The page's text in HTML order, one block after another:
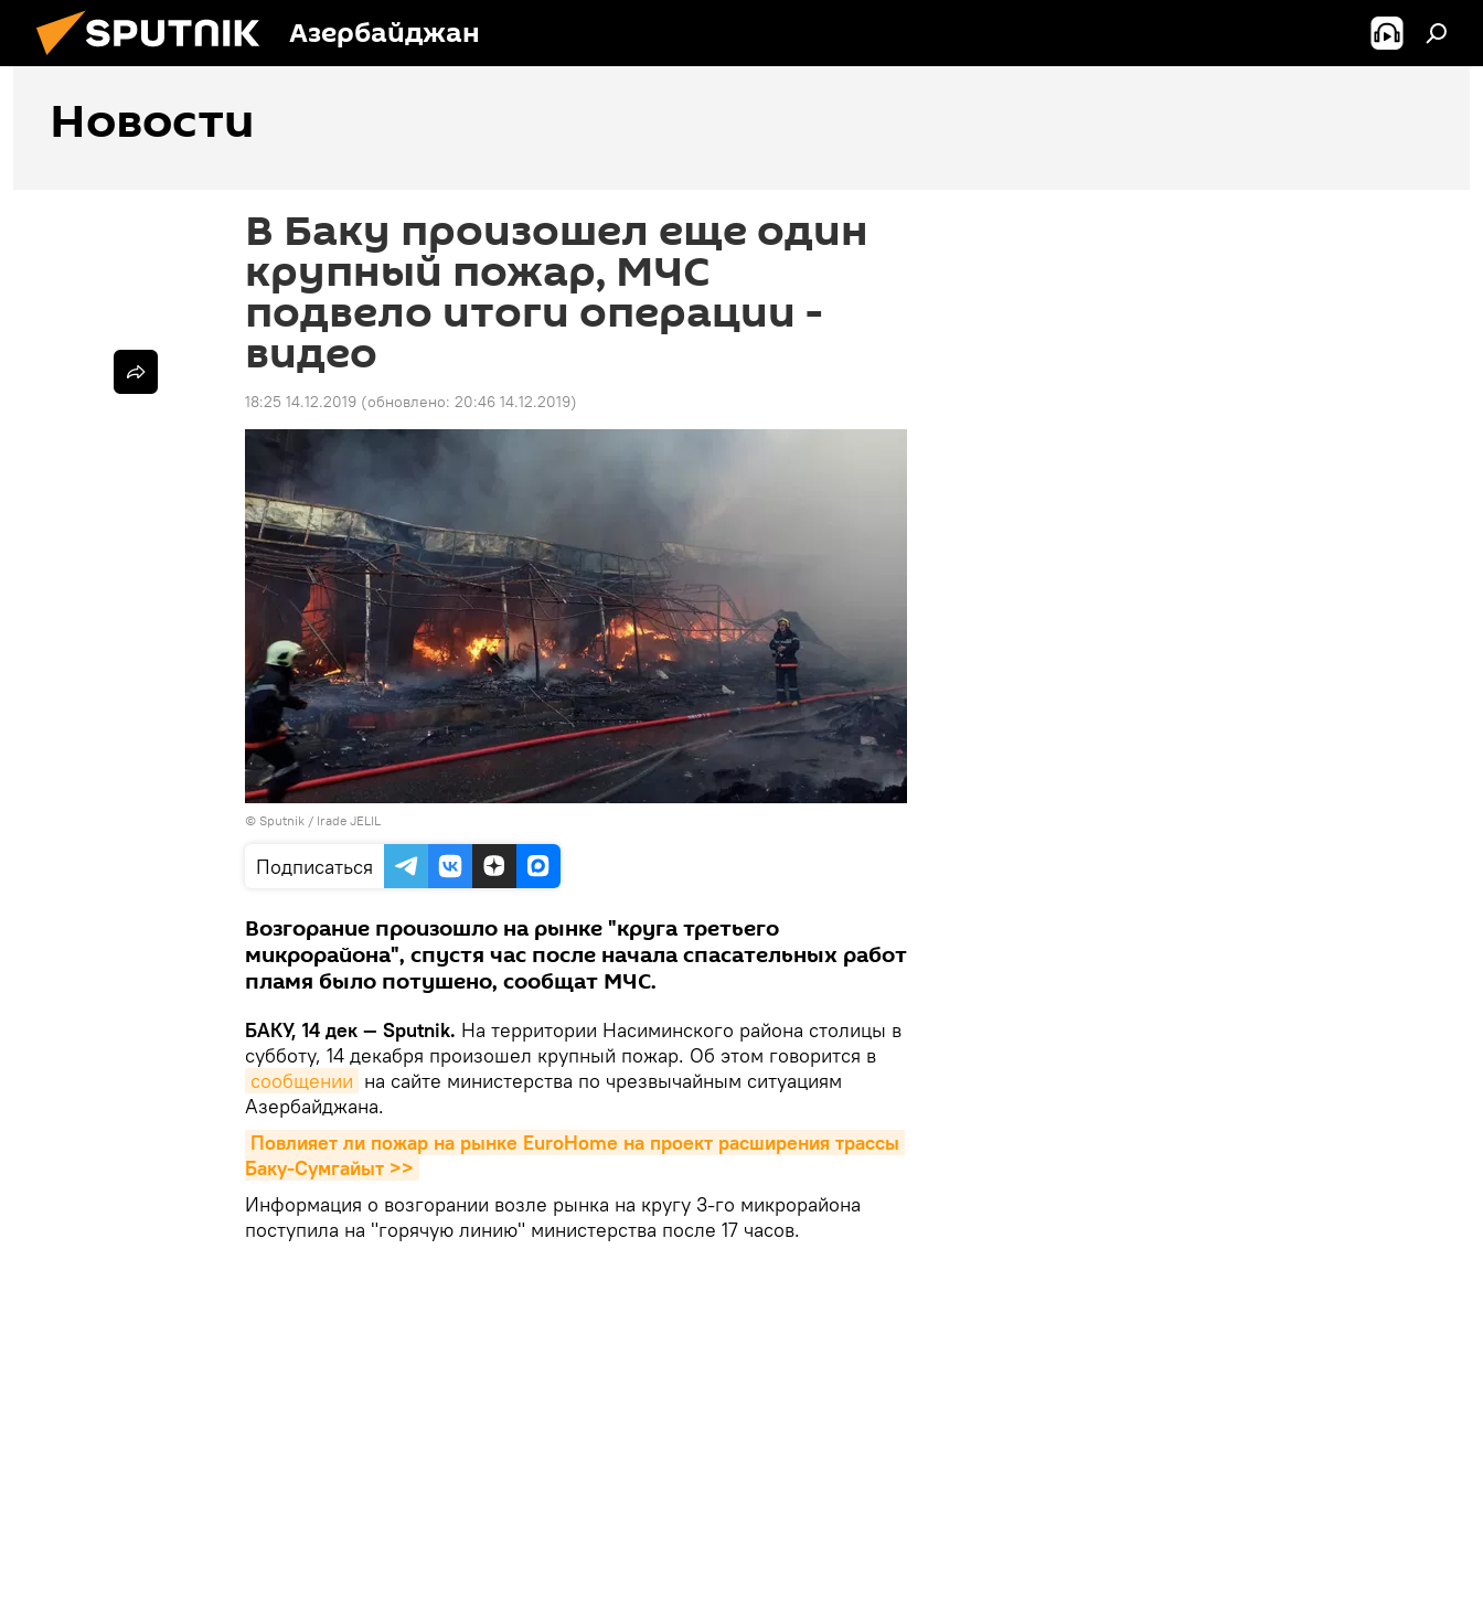
Азербайджан
Новости
В Баку произошел еще один
крупный пожар, МЧС
подвело итоги операции -
видео
18:25 14.12.2019 (обновлено: 20:46 14.12.2019)
© Sputnik / Irade JELIL
Подписаться
Возгорание произошло на рынке "круга третьего
микрорайона", спустя час после начала спасательных работ
пламя было потушено, сообщат МЧС.
БАКУ, 14 дек — Sputnik. На территории Насиминского района столицы в
субботу, 14 декабря произошел крупный пожар. Об этом говорится в
сообщении на сайте министерства по чрезвычайным ситуациям
Азербайджана.
Повлияет ли пожар на рынке EuroHome на проект расширения трассы
Баку-Сумгайыт >>
Информация о возгорании возле рынка на кругу 3-го микрорайона
поступила на "горячую линию" министерства после 17 часов.